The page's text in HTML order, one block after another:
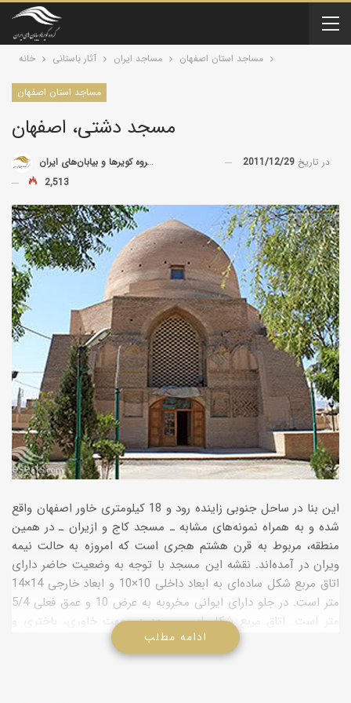
خانه آثار باستانی مساجد ایران مساجد استان اصفهان
مساجد استان اصفهان
مسجد دشتی، اصفهان
توسط گروه کویرها و بیابان‌های ایران در تاریخ 2011/12/29
2,513
این بنا در ساحل جنوبی زاینده‌ رود و 18 كیلومتری خاور اصفهان واقع
شده و به همراه نمونه‌های مشابه ـ مسجد كاج و ازیران ـ در همین
منطقه، مربوط به قرن هشتم هجری است كه امروزه به حالت نیمه
ویران در آمده‌اند. نقشه این مسجد با توجه به وضعیت حاضر دارای
اتاق مربع شكل ساده‌ای به ابعاد داخلی 10×10 و ابعاد خارجی 14×14
متر است. در جلو دارای ایوانی مخروبه به عرض 10 و عمق فعلی 5/4
متر است. اتاق مربع شكل این مسجد در جهت خاوری، باختری و
شمالی دارای درگاه طاقدار عریض و بلند و در جهت جنوب، محراب
آجری است. طرح مربع گنبدخانه با هشت طاق نمای بزرگ در پایین و
ادامه مطلب